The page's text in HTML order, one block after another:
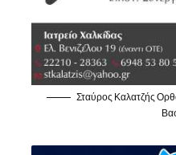
Σταύρος Καλατζής